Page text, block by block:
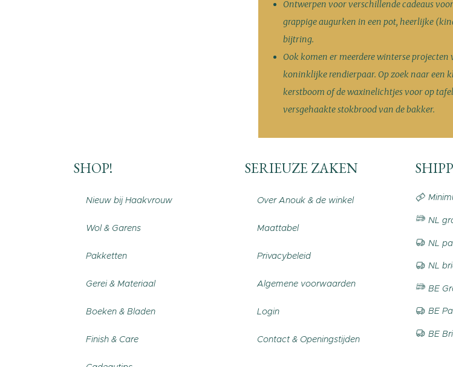
Ontwerpen voor verschillende cadeaus
grappige augurken in een pot, heerlijke
bijtring.
Ook komen er meerdere winterse
koninklijke rendierpaar. Op zoek naar een
kerstboom of de waxinelichtjes voor op
versgehaakte stokbrood van de bakker.
SHOP!
Nieuw bij Haakvrouw
Wol & Garens
Pakketten
Gerei & Materiaal
Boeken & Bladen
Finish & Care
SERIEUZE ZAKEN
Over Anouk & de winkel
Maattabel
Privacybeleid
Algemene voorwaarden
Login
Contact & Openingstijden
NL
NL
NL
BE
BE
BE